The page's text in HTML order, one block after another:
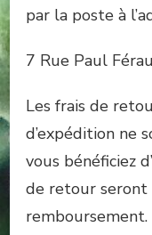
par la poste à
7 Rue Paul
Les frais de
d’expédition ne
vous bénéficiez
de retour
remboursement.